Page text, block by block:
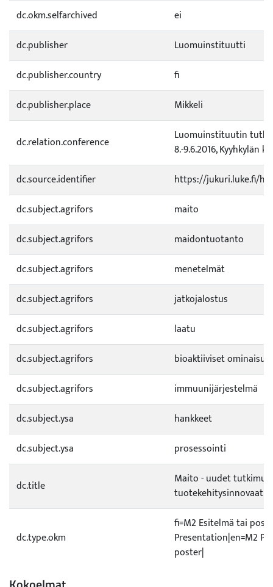
dc.okm.selfarchived
ei
dc.publisher
Luomuinstituutti
dc.publisher.country
fi
dc.publisher.place
Mikkeli
dc.relation.conference
Luomuinstituutin
8.-9.6.2016, Kyyhkylän
dc.source.identifier
https://jukuri.luke.fi/
dc.subject.agrifors
maito
dc.subject.agrifors
maidontuotanto
dc.subject.agrifors
menetelmät
dc.subject.agrifors
jatkojalostus
dc.subject.agrifors
laatu
dc.subject.agrifors
bioaktiiviset
dc.subject.agrifors
immuunijärjestelmä
dc.subject.ysa
hankkeet
dc.subject.ysa
prosessointi
dc.title
Maito - uudet
dc.type.okm
fi=M2 Esitelmä tai
Presentation|en=M2
poster|